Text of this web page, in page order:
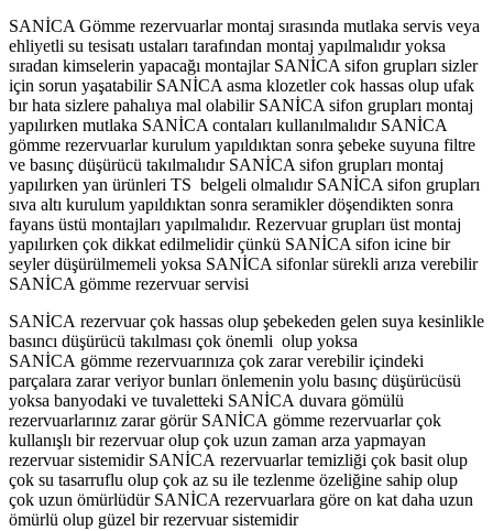
SANİCA Gömme rezervuarlar montaj sırasında mutlaka servis veya
ehliyetli su tesisatı ustaları tarafından montaj yapılmalıdır yoksa
sıradan kimselerin yapacağı montajlar SANİCA sifon grupları sizler
için sorun yaşatabilir SANİCA asma klozetler cok hassas olup ufak
bır hata sizlere pahalıya mal olabilir SANİCA sifon grupları montaj
yapılırken mutlaka SANİCA contaları kullanılmalıdır SANİCA
gömme rezervuarlar kurulum yapıldıktan sonra şebeke suyuna filtre
ve basınç düşürücü takılmalıdır SANİCA sifon grupları montaj
yapılırken yan ürünleri TS belgeli olmalıdır SANİCA sifon grupları
sıva altı kurulum yapıldıktan sonra seramikler döşendikten sonra
fayans üstü montajları yapılmalıdır. Rezervuar grupları üst montaj
yapılırken çok dikkat edilmelidir çünkü SANİCA sifon icine bir
seyler düşürülmemeli yoksa SANİCA sifonlar sürekli arıza verebilir
SANİCA gömme rezervuar servisi
SANİCA rezervuar çok hassas olup şebekeden gelen suya kesinlikle
basıncı düşürücü takılması çok önemli olup yoksa
SANİCA gömme rezervuarınıza çok zarar verebilir içindeki
parçalara zarar veriyor bunları önlemenin yolu basınç düşürücüsü
yoksa banyodaki ve tuvaletteki SANİCA duvara gömülü
rezervuarlarınız zarar görür SANİCA gömme rezervuarlar çok
kullanışlı bir rezervuar olup çok uzun zaman arza yapmayan
rezervuar sistemidir SANİCA rezervuarlar temizliği çok basit olup
çok su tasarruflu olup çok az su ile tezlenme özeliğine sahip olup
çok uzun ömürlüdür SANİCA rezervuarlara göre on kat daha uzun
ömürlü olup güzel bir rezervuar sistemidir